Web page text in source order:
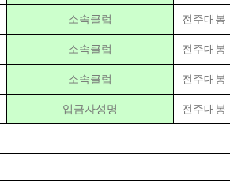
소속클럽 전주대봉
소속클럽 전주대봉
소속클럽 전주대봉
입금자성명 전주대봉